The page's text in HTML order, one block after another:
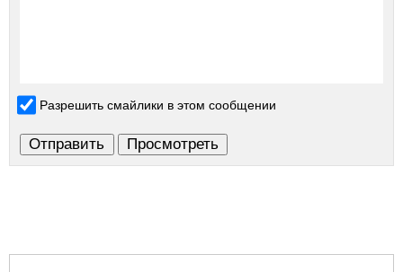
Разрешить смайлики в этом сообщении